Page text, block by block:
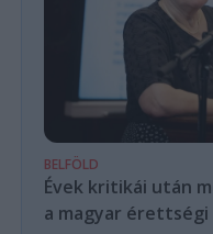
BELFÖLD
Évek kritikái után
a magyar érettségi